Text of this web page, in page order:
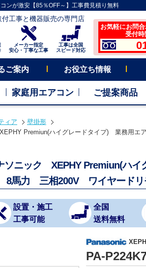
ンが激安【85％OFF～】工事費見積り無料
工事と機器販売の専門店
メーカー指定
安心・丁寧な工事
工事は全国
スピード対応
お気軽にお問
受付
ご案内 お役立ち情報
家庭用エアコン ご提案商品
ィア
壁掛形
Premiun(ハイグレードタイプ) 業務用エ
ソニック XEPHY Premiun(ハイ
8馬力 三相200V ワイヤード
設置・施工
工事可能
全国
送料無料
PA-